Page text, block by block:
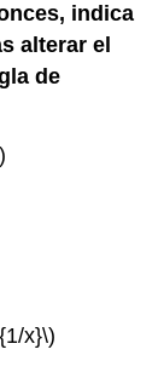
indica
alterar el
de
x}\)